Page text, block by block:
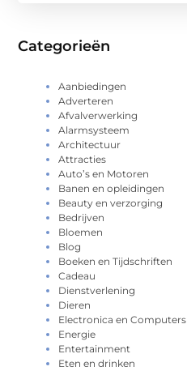
Categorieën
Aanbiedingen
Adverteren
Afvalverwerking
Alarmsysteem
Architectuur
Attracties
Auto’s en Motoren
Banen en opleidingen
Beauty en verzorging
Bedrijven
Bloemen
Blog
Boeken en Tijdschriften
Cadeau
Dienstverlening
Dieren
Electronica en Computers
Energie
Entertainment
Eten en drinken